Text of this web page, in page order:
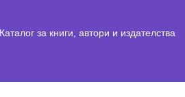
Каталог за книги, автори и издателства